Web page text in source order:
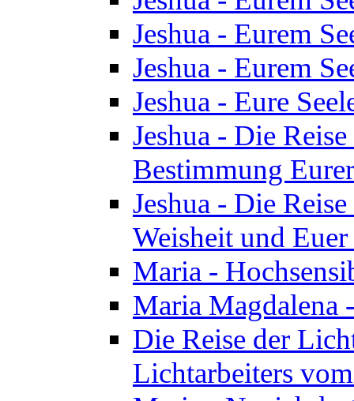
Jeshua - Eurem
Jeshua - Eurem
Jeshua - Eure
Jeshua - Die
Bestimmung
Jeshua - Die
Weisheit und
Maria -
Maria Magdalena
Die Reise der
Lichtarbeiters